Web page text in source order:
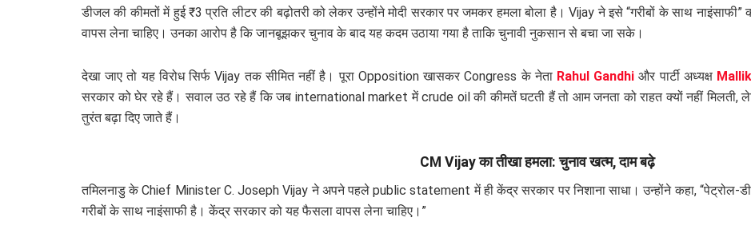
डीजल की कीमतों में हुई ₹3 प्रति लीटर की बढ़ोतरी को लेकर उन्होंने मोदी सरकार पर जमकर हमला बोला है। Vijay ने इसे “गरीबों के साथ
वापस लेना चाहिए। उनका आरोप है कि जानबूझकर चुनाव के बाद यह कदम उठाया गया है ताकि चुनावी नुकसान से बचा जा सके।
देखा जाए तो यह विरोध सिर्फ Vijay तक सीमित नहीं है। पूरा Opposition खासकर Congress के नेता Rahul Gandhi और पार्टी अध्यक्ष
सरकार को घेर रहे हैं। सवाल उठ रहे हैं कि जब international market में crude oil की कीमतें घटती हैं तो आम जनता को राहत क्यों नहीं मिलती,
तुरंत बढ़ा दिए जाते हैं।
CM Vijay का तीखा हमला: चुनाव खत्म, दाम बढ़े
तमिलनाडु के Chief Minister C. Joseph Vijay ने अपने पहले public statement में ही केंद्र सरकार पर निशाना साधा। उन्होंने कहा, “पेट्रोल-
गरीबों के साथ नाइंसाफी है। केंद्र सरकार को यह फैसला वापस लेना चाहिए।”